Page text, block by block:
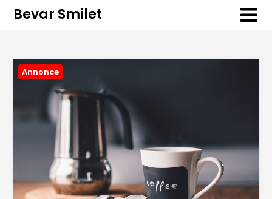
Bevar Smilet
Annonce